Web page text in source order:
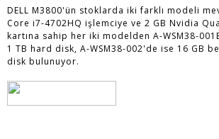
DELL M3800'ün stoklarda iki farklı modeli
Core i7-4702HQ işlemciye ve 2 GB Nvidia
kartına sahip her iki modelden A-WSM38-
1 TB hard disk, A-WSM38-002'de ise 16 GB
disk bulunuyor.